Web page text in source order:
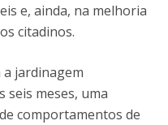
e, ainda, na melhoria
citadinos.
jardinagem
seis meses, uma
comportamentos de